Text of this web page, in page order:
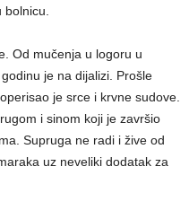
Od mučenja u logoru u
je na dijalizi. Prošle
je srce i krvne sudove.
i sinom koji je završio
Supruga ne radi i žive od
uz neveliki dodatak za